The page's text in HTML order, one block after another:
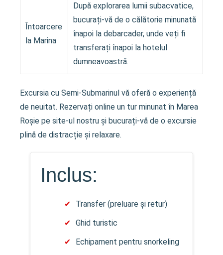
Întoarcere
la Marina
După explorarea lumii subacvatice,
bucurați-vă de o călătorie minunată
înapoi la debarcader, unde veți fi
transferați înapoi la hotelul
dumneavoastră.
Excursia cu Semi-Submarinul vă oferă o experiență
de neuitat. Rezervați online un tur minunat în Marea
Roșie pe site-ul nostru și bucurați-vă de o excursie
plină de distracție și relaxare.
Inclus:
Transfer (preluare și retur)
Ghid turistic
Echipament pentru snorkeling